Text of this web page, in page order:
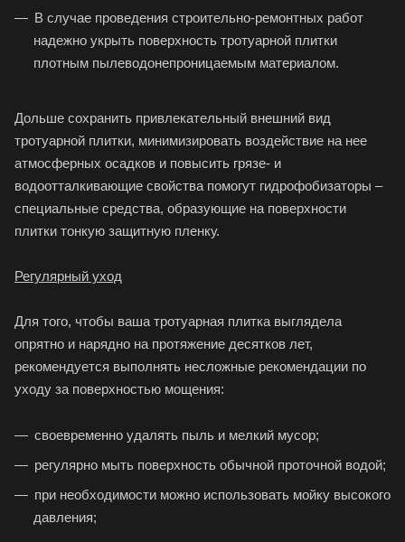
В случае проведения строительно-ремонтных работ
надежно укрыть поверхность тротуарной плитки
плотным пылеводонепроницаемым материалом.
Дольше сохранить привлекательный внешний вид
тротуарной плитки, минимизировать воздействие на нее
атмосферных осадков и повысить грязе- и
водоотталкивающие свойства помогут гидрофобизаторы –
специальные средства, образующие на поверхности
плитки тонкую защитную пленку.
Регулярный уход
Для того, чтобы ваша тротуарная плитка выглядела
опрятно и нарядно на протяжение десятков лет,
рекомендуется выполнять несложные рекомендации по
уходу за поверхностью мощения:
своевременно удалять пыль и мелкий мусор;
регулярно мыть поверхность обычной проточной водой;
при необходимости можно использовать мойку высокого
давления;